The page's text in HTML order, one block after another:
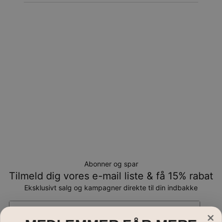
Abonner og spar
Tilmeld dig vores e-mail liste & få 15% rabat
Eksklusivt salg og kampagner direkte til din indbakke